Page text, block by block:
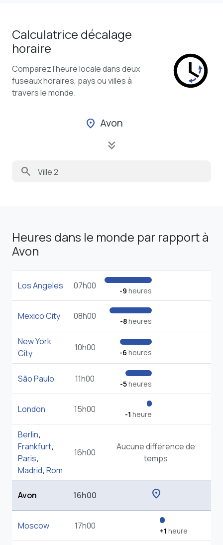
Calculatrice décalage
horaire
Comparez l'heure locale dans deux
fuseaux horaires, pays ou villes à
travers le monde.
location_on Avon
keyboard_double_arrow_down
search
Heures dans le monde par rapport à
Avon
Los Angeles 07h00 -9 heures
Mexico City 08h00 -8heures
New York
City
10h00 -6 heures
São Paulo 11h00 -5heures
London 15h00 -1 heure
Berlin,
Frankfurt,
Paris,
Madrid, Rom
16h00
Aucune différence de
temps
Avon 16h00 location_on
Moscow 17h00 +1 heure